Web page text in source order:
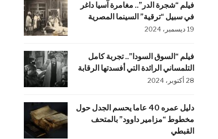
فيلم “شجرة الدر”.. مغامرة آسيا داغر
في سبيل “ترقية” السينما المصرية
19 ديسمبر، 2024
فيلم “السوق السودا”.. تجربة كامل
التلمساني الرائدة التي أفسدتها الرقابة
28 أكتوبر، 2024
دليل عمره 40 عاما يحسم الجدل حول
مخطوط “مزامير داوود” بالمتحف
القبطي